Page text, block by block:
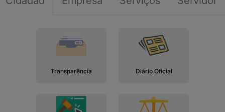
Transparência Diário Oficial